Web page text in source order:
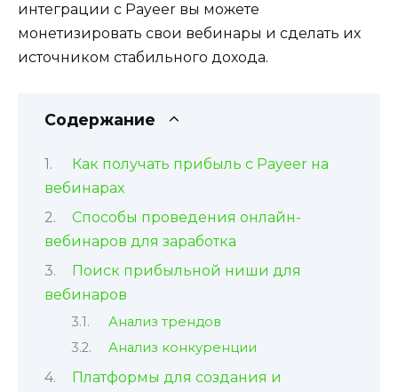
интеграции с Payeer вы можете
монетизировать свои вебинары и сделать их
источником стабильного дохода.
Содержание
Как получать прибыль с Payeer на
вебинарах
Способы проведения онлайн-
вебинаров для заработка
Поиск прибыльной ниши для
вебинаров
Анализ трендов
Анализ конкуренции
Платформы для создания и